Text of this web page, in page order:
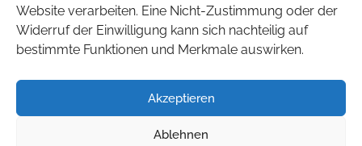
Website verarbeiten. Eine Nicht-Zustimmung oder der
Widerruf der Einwilligung kann sich nachteilig auf
bestimmte Funktionen und Merkmale auswirken.
Akzeptieren
Ablehnen
Rheinland-Pfalz
Saarland